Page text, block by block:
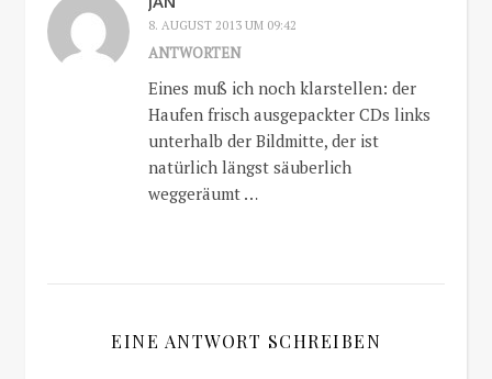
8. AUGUST 2013 UM 09:42
ANTWORTEN
Eines muß ich noch klarstellen: der
Haufen frisch ausgepackter CDs links
unterhalb der Bildmitte, der ist
natürlich längst säuberlich
weggeräumt …
EINE ANTWORT SCHREIBEN